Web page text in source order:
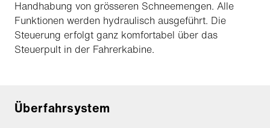
Handhabung von grösseren Schneemengen. Alle
Funktionen werden hydraulisch ausgeführt. Die
Steuerung erfolgt ganz komfortabel über das
Steuerpult in der Fahrerkabine.
Überfahrsystem